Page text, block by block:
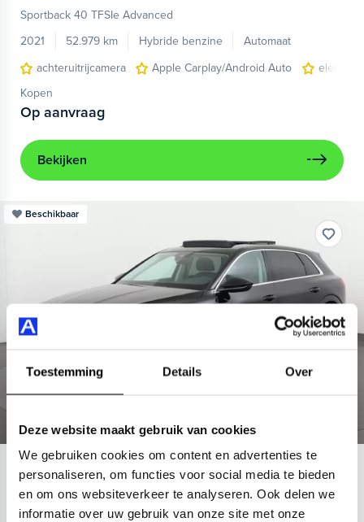
Toestemming Details Over
Deze website maakt gebruik van cookies
We gebruiken cookies om content en advertenties te
personaliseren, om functies voor social media te bieden
en om ons websiteverkeer te analyseren. Ook delen we
informatie over uw gebruik van onze site met onze
Sportback 40 TFSIe Advanced
2021
52.979 km Hybride benzine
Automaat
achteruitrijcamera
Apple Carplay/Android Auto
Kopen
Op aanvraag
Bekijken
Beschikbaar
Audi e-tron
55 quattro Advanced 95 kWh